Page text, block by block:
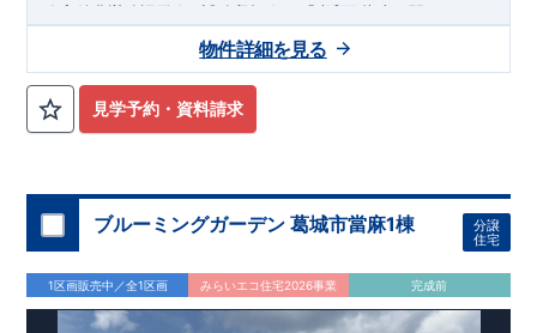
奈良線、近鉄橿原線、近鉄京都線 ​ 「大和西大寺」駅までバス
大寺北小学校まで徒歩14分 ​・市立平城中学校まで徒歩10分 ​・
あおぞら保育園まで徒歩15分​・市立西大寺北こども園まで徒歩
14分 ​・近畿大学附属幼稚園まで徒歩16分
め
​・収納豊富でデザイン性に優れたワイド洗面台！ ​・ペニンシュ
能性共に高です。 ​・1階のトイレはタンクレストイレで、スタ
イリッシュな手洗い洗面所もついてます！・リビングには、高
級感やデザイン性をプラスしたグラビオエッジの壁を採用！
ベビーカーやアウトドアグッズの収納に便利な土間収納
ゼット！ ​・食料品や日用品のストックに便利な備蓄倉庫！​ ​お
気軽にご連絡ください！
​（株）東栄住宅 京都営業所​TEL:075-394-5350 ​定休
日：火・水・年末年始など
見学予約・資料請求
物件詳細を見る
ブルーミングガーデン 葛城市當麻1棟
分譲
住宅
1区画販売中／全1区画 みらいエコ住宅2026事業 完成前